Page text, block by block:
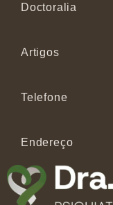
Doctoralia
Artigos
Telefone
Endereço